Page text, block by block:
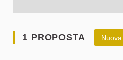
1 PROPOSTA